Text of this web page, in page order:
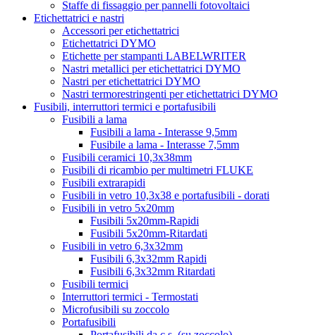
Staffe di fissaggio per pannelli fotovoltaici
Etichettatrici e nastri
Accessori per etichettatrici
Etichettatrici DYMO
Etichette per stampanti LABELWRITER
Nastri metallici per etichettatrici DYMO
Nastri per etichettatrici DYMO
Nastri termorestringenti per etichettatrici DYMO
Fusibili, interruttori termici e portafusibili
Fusibili a lama
Fusibili a lama - Interasse 9,5mm
Fusibile a lama - Interasse 7,5mm
Fusibili ceramici 10,3x38mm
Fusibili di ricambio per multimetri FLUKE
Fusibili extrarapidi
Fusibili in vetro 10,3x38 e portafusibili - dorati
Fusibili in vetro 5x20mm
Fusibili 5x20mm-Rapidi
Fusibili 5x20mm-Ritardati
Fusibili in vetro 6,3x32mm
Fusibili 6,3x32mm Rapidi
Fusibili 6,3x32mm Ritardati
Fusibili termici
Interruttori termici - Termostati
Microfusibili su zoccolo
Portafusibili